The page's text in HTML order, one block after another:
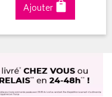
Ajouter